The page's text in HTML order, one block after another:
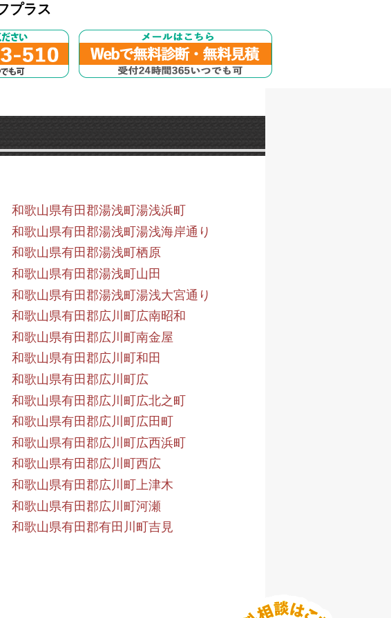
プラス
和歌山県有田郡湯浅町湯浅浜町
和歌山県有田郡湯浅町湯浅海岸通り
和歌山県有田郡湯浅町栖原
和歌山県有田郡湯浅町山田
和歌山県有田郡湯浅町湯浅大宮通り
和歌山県有田郡広川町広南昭和
和歌山県有田郡広川町南金屋
和歌山県有田郡広川町和田
和歌山県有田郡広川町広
和歌山県有田郡広川町広北之町
和歌山県有田郡広川町広田町
和歌山県有田郡広川町広西浜町
和歌山県有田郡広川町西広
和歌山県有田郡広川町上津木
和歌山県有田郡広川町河瀬
和歌山県有田郡有田川町吉見